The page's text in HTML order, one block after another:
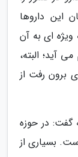
این داروها
ای به آن
آید؛ البته،
برون رفت از
گفت: در حوزه
بسیاری از